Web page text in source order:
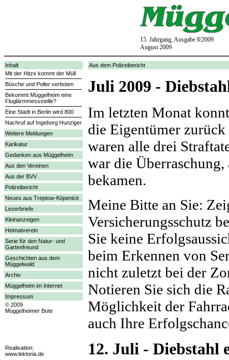
15. Jahrgang, Ausgabe 8/2009
August 2009
Inhalt
Mit der Hitze kommt der Müll
Büsche und Poller verboten
Bekommt Müggelheim eine
Fluglärmmessstelle?
Eine Stadt in Berlin wird 800
Nachruf auf Ingeborg Hunziger
Weitere Meldungen
Karikatur
Gedanken aus Müggelheim
Aus den Vereinen
Aus der BVV
Polizeibericht
Neues aus Treptow-Köpenick
Leserbriefe
Kleinanzeigen
Heimatverein
Serie für den Natur- und
Gartenfreund
Geschichten aus dem
Müggelwald
Archiv
Müggelheim im Internet
Impressum
© 2009
Müggelheimer Bote
Realisation:
www.lektoria.de
Aus dem Polizeibericht
Juli 2009 -
Im letzten Monat
die Eigentümer zurück
waren alle drei
war die
bekamen.
Meine Bitte an Sie:
Versicherungsschutz
Sie keine
beim Erkennen von
nicht zuletzt bei der
Notieren Sie sich die
Möglichkeit der
auch Ihre
12. Juli - Diebstahl